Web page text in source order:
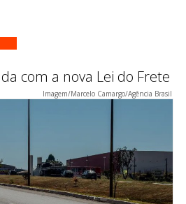
com a nova Lei do Frete
Imagem/Marcelo Camargo/Agência Brasil